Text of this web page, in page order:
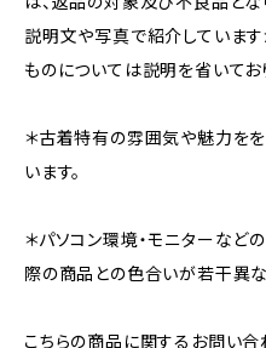
説明文や写真で紹介していま
ものについては説明を省いてお
＊古着特有の雰囲気や魅力を
います。
＊パソコン環境・モニターなど
際の商品との色合いが若干異な
こちらの商品に関するお問い合